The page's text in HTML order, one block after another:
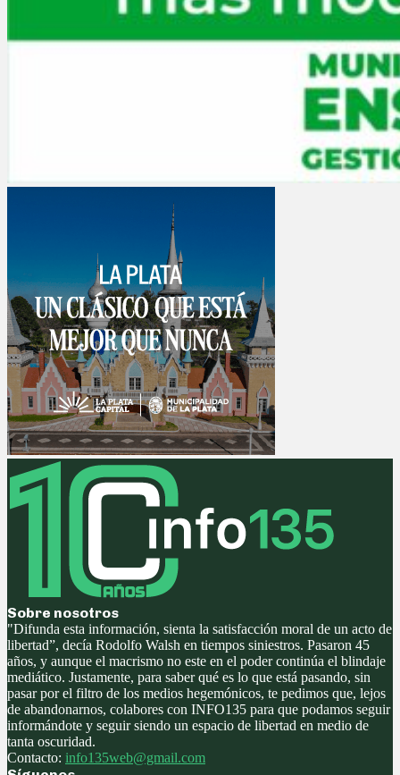
Sobre nosotros
"Difunda esta información, sienta la satisfacción moral de un acto de
libertad”, decía Rodolfo Walsh en tiempos siniestros. Pasaron 45
años, y aunque el macrismo no este en el poder continúa el blindaje
mediático. Justamente, para saber qué es lo que está pasando, sin
pasar por el filtro de los medios hegemónicos, te pedimos que, lejos
de abandonarnos, colabores con INFO135 para que podamos seguir
informándote y seguir siendo un espacio de libertad en medio de
tanta oscuridad.
Contacto: info135web@gmail.com